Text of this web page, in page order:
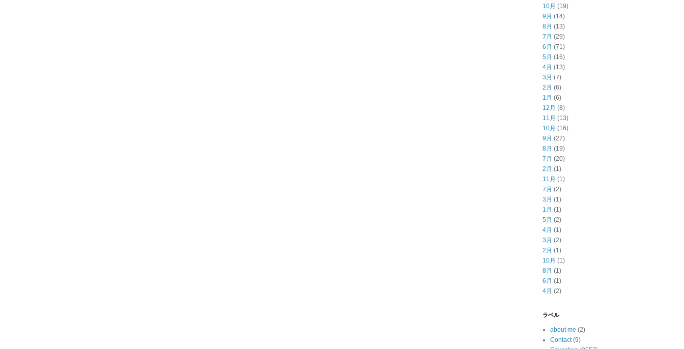
10月 (19)
9月 (14)
8月 (13)
7月 (29)
6月 (71)
5月 (16)
4月 (13)
3月 (7)
2月 (6)
1月 (6)
12月 (8)
11月 (13)
10月 (16)
9月 (27)
8月 (19)
7月 (20)
2月 (1)
11月 (1)
7月 (2)
3月 (1)
1月 (1)
5月 (2)
4月 (1)
3月 (2)
2月 (1)
10月 (1)
8月 (1)
6月 (1)
4月 (2)
ラベル
about me (2)
Contact (9)